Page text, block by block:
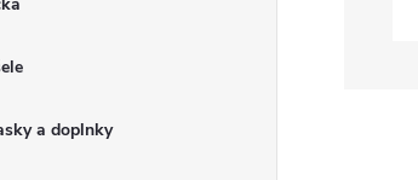
a doplnky